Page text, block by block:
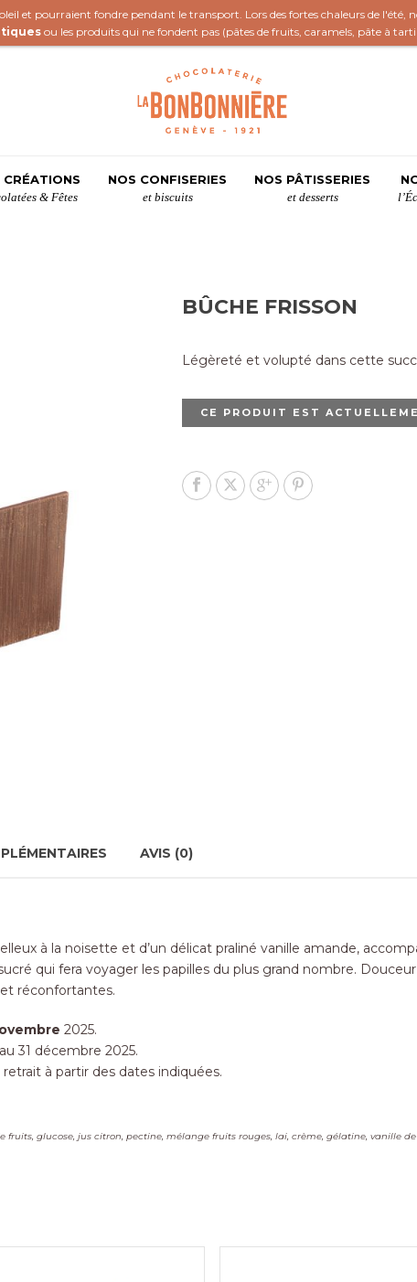
CRÉATIONS
& Fêtes
NOS CONFISERIES
et biscuits
NOS PÂTISSERIES
et desserts
BÛCHE FRISSON
Légèreté et volupté dans cette
CE PRODUIT EST
AVIS (0)
à la noisette et d’un délicat praliné vanille amande,
qui fera voyager les papilles du plus grand nombre.
réconfortantes.
2025.
au 31 décembre 2025.
à partir des dates indiquées.
fruits, glucose, jus citron, pectine, mélange fruits rouges, lai, crème, gélatine, vanille
et pourraient fondre pendant le transport. Lors des fortes chaleurs de l'été,
ou les produits qui ne fondent pas (pâtes de fruits, caramels, pâte à